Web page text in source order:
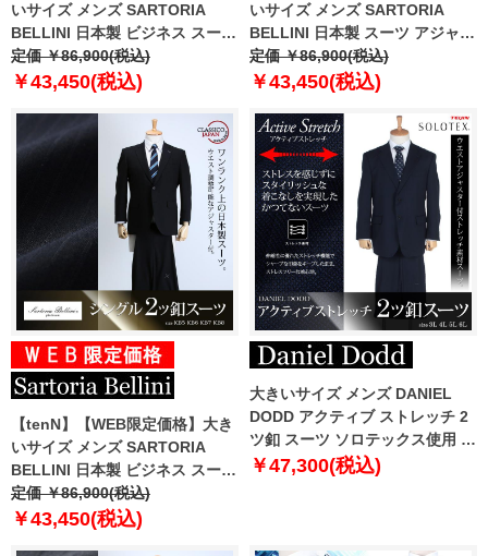
いサイズ メンズ SARTORIA
BELLINI 日本製 ビジネス スーツ
アジャスター付 シングル 2ツ釦
ビジネススーツ 高級スーツ 上下
定価 ￥86,900(税込)
￥43,450(税込)
いサイズ メンズ SARTORIA
BELLINI 日本製 スーツ アジャス
ター付 シングル 2ツ釦スーツ ビ
ジネススーツ 高級スーツ
定価 ￥86,900(税込)
￥43,450(税込)
【tenN】【WEB限定価格】大き
いサイズ メンズ SARTORIA
BELLINI 日本製 ビジネス スーツ
アジャスター付 シングル 2ツ釦
ビジネススーツ 高級スーツ 上下
定価 ￥86,900(税込)
￥43,450(税込)
大きいサイズ メンズ DANIEL
DODD アクティブ ストレッチ 2
ツ釦 スーツ ソロテックス使用 ビ
ジネススーツ リクルートスーツ
￥47,300(税込)